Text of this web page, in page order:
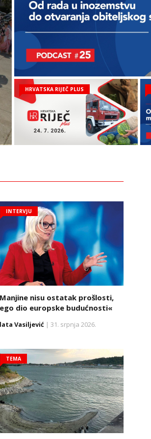
HRVATSKA RIJEČ PLUS
INTERVJU
nisu ostatak prošlosti,
dio europske budućnosti«
Vasiljević | 31. srpnja 2026.
TEMA